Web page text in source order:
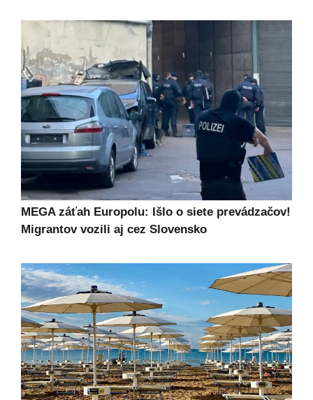
MEGA záťah Europolu: Išlo o siete prevádzačov!
Migrantov vozili aj cez Slovensko